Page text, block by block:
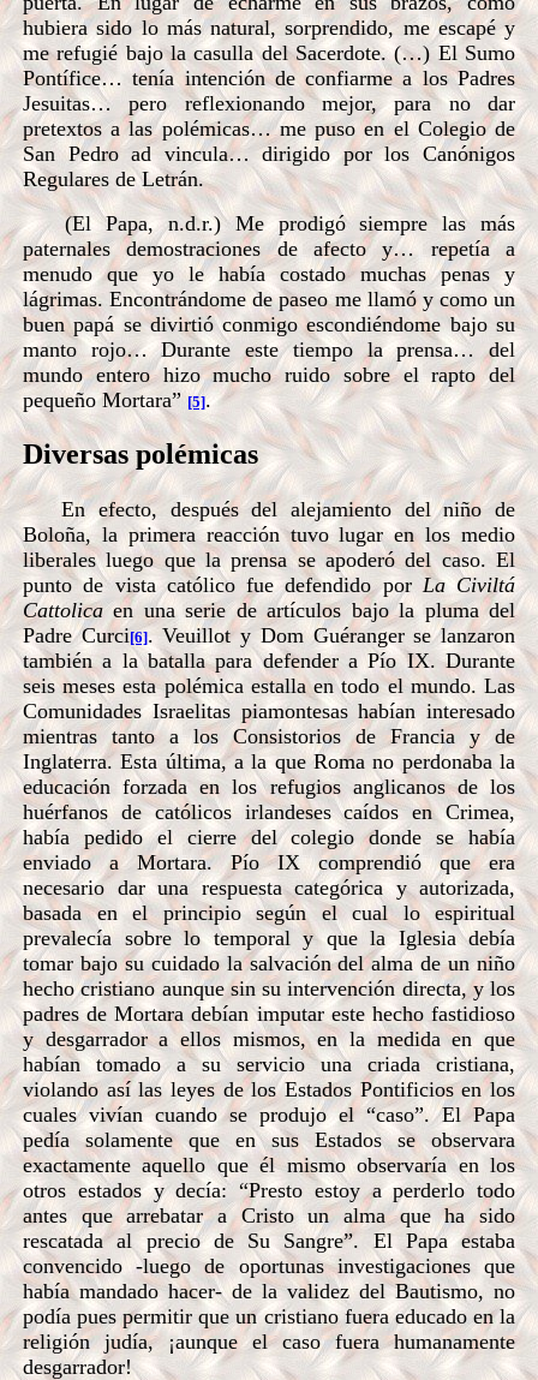
hubiera sido lo más natural, sorprendido, me escapé y
me refugié bajo la casulla del Sacerdote. (…) El Sumo
Pontífice… tenía intención de confiarme a los Padres
Jesuitas… pero reflexionando mejor, para no dar
pretextos a las polémicas… me puso en el Colegio de
San Pedro ad vincula… dirigido por los Canónigos
Regulares de Letrán.
(El Papa, n.d.r.) Me prodigó siempre las más
paternales demostraciones de afecto y… repetía a
menudo que yo le había costado muchas penas y
lágrimas. Encontrándome de paseo me llamó y como un
buen papá se divirtió conmigo escondiéndome bajo su
manto rojo… Durante este tiempo la prensa… del
mundo entero hizo mucho ruido sobre el rapto del
pequeño Mortara” [5].
Diversas polémicas
En efecto, después del alejamiento del niño de
Boloña, la primera reacción tuvo lugar en los medio
liberales luego que la prensa se apoderó del caso. El
punto de vista católico fue defendido por La Civiltá
Cattolicaen una serie de artículos bajo la pluma del
Padre Curci[6]. Veuillot y Dom Guéranger se lanzaron
también a la batalla para defender a Pío IX. Durante
seis meses esta polémica estalla en todo el mundo. Las
Comunidades Israelitas piamontesas habían interesado
mientras tanto a los Consistorios de Francia y de
Inglaterra. Esta última, a la que Roma no perdonaba la
educación forzada en los refugios anglicanos de los
huérfanos de católicos irlandeses caídos en Crimea,
había pedido el cierre del colegio donde se había
enviado a Mortara. Pío IX comprendió que era
necesario dar una respuesta categórica y autorizada,
basada en el principio según el cual lo espiritual
prevalecía sobre lo temporal y que la Iglesia debía
tomar bajo su cuidado la salvación del alma de un niño
hecho cristiano aunque sin su intervención directa, y los
padres de Mortara debían imputar este hecho fastidioso
y desgarrador a ellos mismos, en la medida en que
habían tomado a su servicio una criada cristiana,
violando así las leyes de los Estados Pontificios en los
cuales vivían cuando se produjo el “caso”. El Papa
pedía solamente que en sus Estados se observara
exactamente aquello que él mismo observaría en los
otros estados y decía: “Presto estoy a perderlo todo
antes que arrebatar a Cristo un alma que ha sido
rescatada al precio de Su Sangre”. El Papa estaba
convencido -luego de oportunas investigaciones que
había mandado hacer- de la validez del Bautismo, no
podía pues permitir que un cristiano fuera educado en la
religión judía, ¡aunque el caso fuera humanamente
desgarrador!